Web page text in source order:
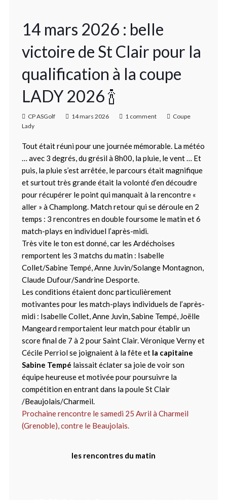
14 mars 2026 : belle
victoire de St Clair pour la
qualification à la coupe
LADY 2026 🍾
CP ASGolf 14 mars 2026 1 comment
Coupe
Lady
Tout était réuni pour une journée mémorable. La météo
… avec 3 degrés, du grésil à 8h00, la pluie, le vent … Et
puis, la pluie s’est arrêtée, le parcours était magnifique
et surtout très grande était la volonté d’en découdre
pour récupérer le point qui manquait à la rencontre «
aller » à Champlong. Match retour qui se déroule en 2
temps : 3 rencontres en double foursome le matin et 6
match-plays en individuel l’après-midi.
Très vite le ton est donné, car les Ardéchoises
remportent les 3 matchs du matin : Isabelle
Collet/Sabine Tempé, Anne Juvin/Solange Montagnon,
Claude Dufour/Sandrine Desporte.
Les conditions étaient donc particulièrement
motivantes pour les match-plays individuels de l’après-
midi : Isabelle Collet, Anne Juvin, Sabine Tempé, Joëlle
Mangeard remportaient leur match pour établir un
score final de 7 à 2 pour Saint Clair. Véronique Verny et
Cécile Perriol se joignaient à la fête et la capitaine
Sabine Tempé laissait éclater sa joie de voir son
équipe heureuse et motivée pour poursuivre la
compétition en entrant dans la poule St Clair
/Beaujolais/Charmeil.
Prochaine rencontre le samedi 25 Avril à Charmeil
(Grenoble), contre le Beaujolais.
les rencontres du matin